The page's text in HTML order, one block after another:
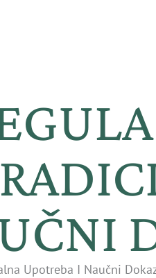
Upotreba I Naučni